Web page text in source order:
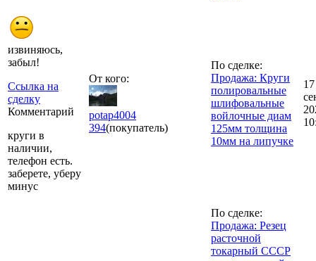
извиняюсь,
забыл!
Ссылка на
сделку
Комментарий
круги в
наличии,
телефон есть.
заберете, уберу
минус
От кого:
potap4004
394(покупатель)
По сделке:
Продажа: Круги
полировальные
шлифовальные
войлочные диам
125мм толщина
10мм на липучке
17
По сделке:
Продажа: Резец
расточной
токарный СССР